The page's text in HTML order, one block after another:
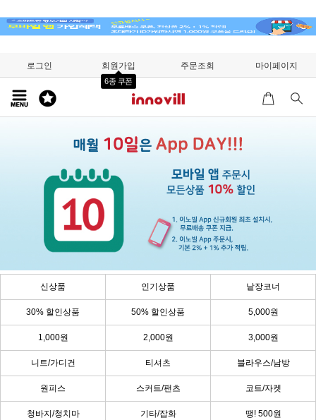
로그인 회원가입
6종 쿠폰
주문조회 마이페이지
신상품 인기상품 낱장코너
30% 할인상품 50% 할인상품 5,000원
1,000원 2,000원 3,000원
니트/가디건 티셔츠 블라우스/남방
원피스 스커트/팬츠 코트/자켓
청바지/청치마 기타/잡화 땡! 500원